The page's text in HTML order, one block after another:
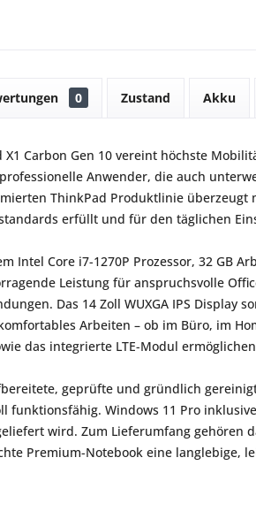
0 Zustand Akku
X1 Carbon Gen 10 vereint höchste
Anwender, die auch
ThinkPad Produktlinie
erfüllt und für den täglichen
Intel Core i7-1270P Prozessor, 32 GB
Leistung für anspruchsvolle
Das 14 Zoll WUXGA IPS
Arbeiten – ob im Büro, im
das integrierte LTE-Modul
geprüfte und gründlich
funktionsfähig. Windows 11 Pro
wird. Zum Lieferumfang gehören
Premium-Notebook eine langlebige,